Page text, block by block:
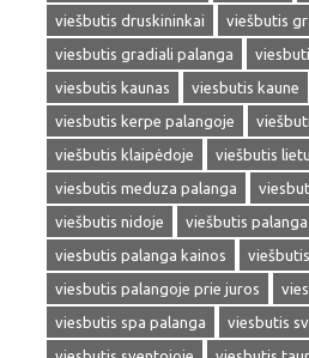
viešbutis druskininkai
viešbutis
viesbutis gradiali palanga
viesbutis kaunas
viesbutis kaune
viesbutis kerpe palangoje
viešbutis klaipėdoje
viešbutis
viesbutis meduza palanga
viešbutis nidoje
viešbutis palanga
viesbutis palanga kainos
viesbutis palangoje prie juros
viesbutis spa palanga
viesbutis